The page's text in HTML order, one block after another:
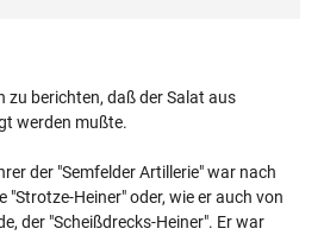
zu berichten, daß der Salat aus
werden mußte.
der "Semfelder Artillerie" war nach
"Strotze-Heiner" oder, wie er auch von
der "Scheißdrecks-Heiner". Er war